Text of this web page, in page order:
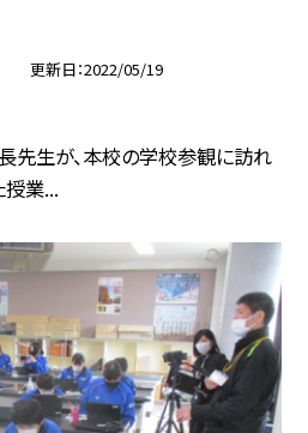
更新日 2022/05/19
先生が、本校の学校参観に訪れ
授業...